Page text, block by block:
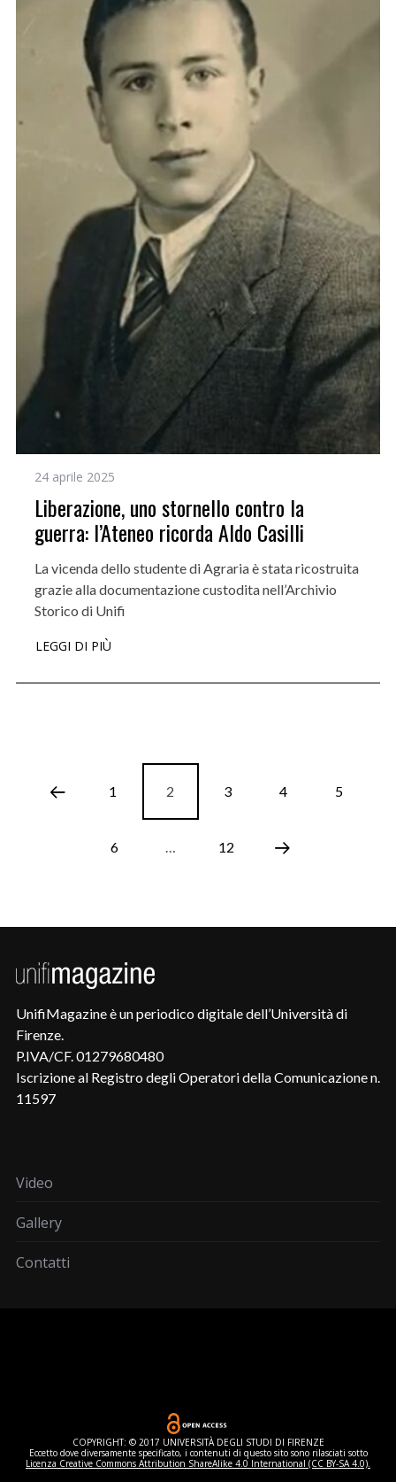
24 aprile 2025
Liberazione, uno stornello contro la
guerra: l’Ateneo ricorda Aldo Casilli
La vicenda dello studente di Agraria è stata ricostruita
grazie alla documentazione custodita nell’Archivio
Storico di Unifi
LEGGI DI PIÙ
1 2 3 4 5
6 … 12
UnifiMagazine è un periodico digitale dell’Università di
Firenze.
P.IVA/CF. 01279680480
Iscrizione al Registro degli Operatori della Comunicazione n.
11597
Video
Gallery
Contatti
COPYRIGHT: © 2017 UNIVERSITÀ DEGLI STUDI DI FIRENZE
Eccetto dove diversamente specificato, i contenuti di questo sito sono rilasciati sotto
Licenza Creative Commons Attribution ShareAlike 4.0 International (CC BY-SA 4.0).